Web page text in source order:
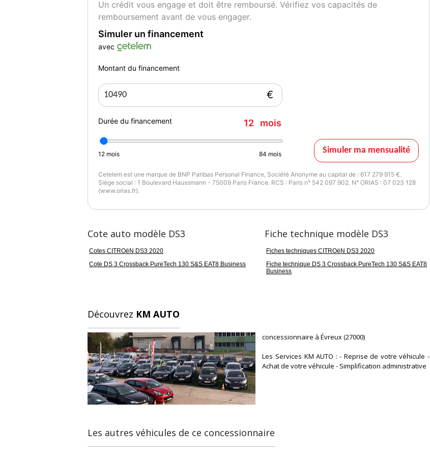
Un crédit vous engage et doit être remboursé. Vérifiez vos capacités de
remboursement avant de vous engager.
Simuler un financement
avec
Montant du financement
€
Durée du financement 12 mois
12 mois 84 mois Simuler ma mensualité
Cetelem est une marque de BNP Paribas Personal Finance, Société Anonyme au capital de : 617 279 915 €.
Siège social : 1 Boulevard Haussmann - 75009 Paris France. RCS : Paris n° 542 097 902. N° ORIAS : 07 023 128
(www.orias.fr).
Cote auto modèle DS3
Cotes CITROëN DS3 2020
Cote DS 3 Crossback PureTech 130 S&S EAT8 Business
Fiche technique modèle DS3
Fiches techniques CITROëN DS3 2020
Fiche technique DS 3 Crossback PureTech 130 S&S EAT8
Business
Découvrez KM AUTO
concessionnaire à Évreux (27000)
Les Services KM AUTO : - Reprise de votre véhicule -
Achat de votre véhicule - Simplification administrative
Les autres véhicules de ce concessionnaire